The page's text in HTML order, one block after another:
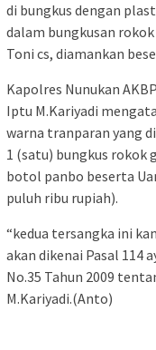
di bungkus dengan
dalam bungkusan
Toni cs, diamankan
Kapolres Nunukan
Iptu M.Kariyadi
warna tranparan yang
1 (satu) bungkus rokok
botol panbo beserta
puluh ribu rupiah).
“kedua tersangka ini
akan dikenai Pasal 114
No.35 Tahun 2009
M.Kariyadi.(Anto)